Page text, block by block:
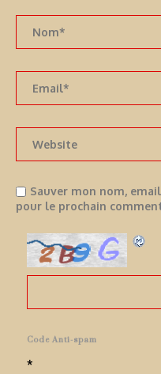
Sauver mon nom,
pour le prochain
Code Anti-spam
*